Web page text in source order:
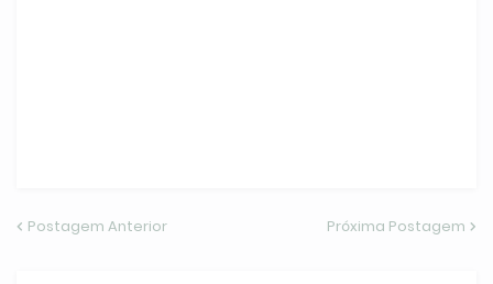
Postagem Anterior Próxima Postagem